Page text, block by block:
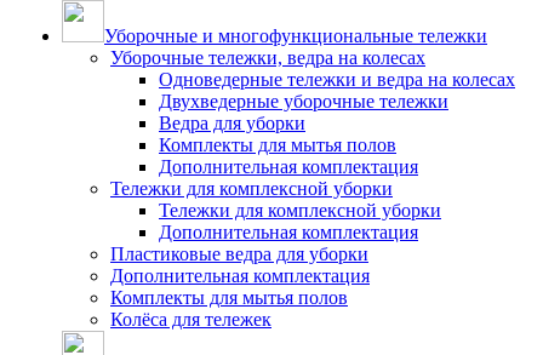
Уборочные и многофункциональные тележки
Уборочные тележки, ведра на колесах
Одноведерные тележки и ведра на колесах
Двухведерные уборочные тележки
Ведра для уборки
Комплекты для мытья полов
Дополнительная комплектация
Тележки для комплексной уборки
Тележки для комплексной уборки
Дополнительная комплектация
Пластиковые ведра для уборки
Дополнительная комплектация
Комплекты для мытья полов
Колёса для тележек